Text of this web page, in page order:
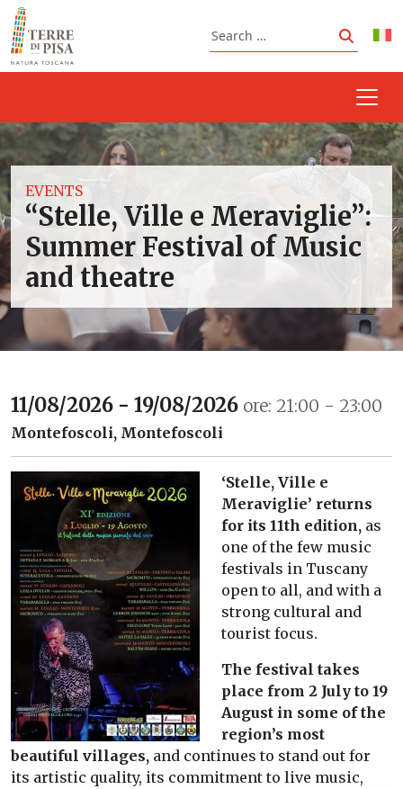
Skip to content
Search
Search
EVENTS
“Stelle, Ville e Meraviglie”:
Summer Festival of Music
and theatre
11/08/2026 - 19/08/2026 ore: 21:00 - 23:00
Montefoscoli, Montefoscoli
‘Stelle, Ville e
Meraviglie’ returns
for its 11th edition, as
one of the few music
festivals in Tuscany
open to all, and with a
strong cultural and
tourist focus.
The festival takes
place from 2 July to 19
August in some of the
region’s most
beautiful villages, and continues to stand out for
its artistic quality, its commitment to live music,